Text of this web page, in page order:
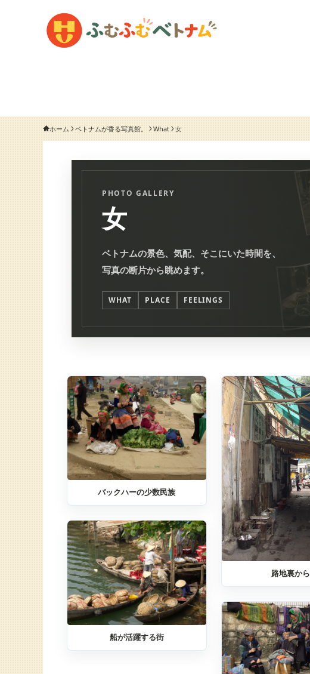
ホーム ベトナムが香る写真館。 What 女
PHOTO GALLERY
女
ベトナムの景色、気配、そこにいた時間を、
写真の断片から眺めます。
WHAT PLACE FEELINGS
バックハーの少数民族
船が活躍する街
路地裏から